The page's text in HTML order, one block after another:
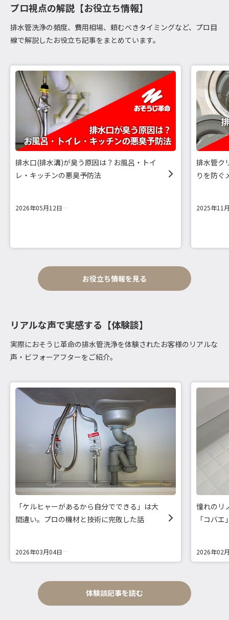
プロ視点の解説【お役立ち情報】
排水管洗浄の頻度、費用相場、頼むべきタイミングなど、プロ目
線で解説したお役立ち記事をまとめています。
排水口(排水溝)が臭う原因は？お風呂・トイ
レ・キッチンの悪臭予防法
2026年05月12日
排水管ク
りを防ぐ
2025年11
お役立ち情報を見る
リアルな声で実感する【体験談】
実際におそうじ革命の排水管洗浄を体験されたお客様のリアルな
声・ビフォーアフターをご紹介。
「ケルヒャーがあるから自分でできる」は大
間違い。プロの機材と技術に完敗した話
2026年03月04日
憧れのリ
「コバ
2026年02
体験談記事を読む